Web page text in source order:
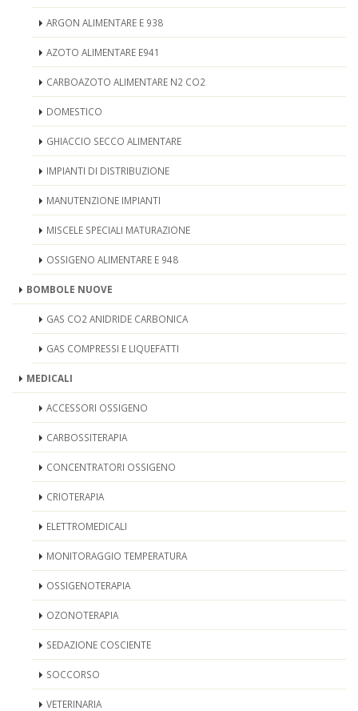
ARGON ALIMENTARE E 938
AZOTO ALIMENTARE E941
CARBOAZOTO ALIMENTARE N2 CO2
DOMESTICO
GHIACCIO SECCO ALIMENTARE
IMPIANTI DI DISTRIBUZIONE
MANUTENZIONE IMPIANTI
MISCELE SPECIALI MATURAZIONE
OSSIGENO ALIMENTARE E 948
BOMBOLE NUOVE
GAS CO2 ANIDRIDE CARBONICA
GAS COMPRESSI E LIQUEFATTI
MEDICALI
ACCESSORI OSSIGENO
CARBOSSITERAPIA
CONCENTRATORI OSSIGENO
CRIOTERAPIA
ELETTROMEDICALI
MONITORAGGIO TEMPERATURA
OSSIGENOTERAPIA
OZONOTERAPIA
SEDAZIONE COSCIENTE
SOCCORSO
VETERINARIA